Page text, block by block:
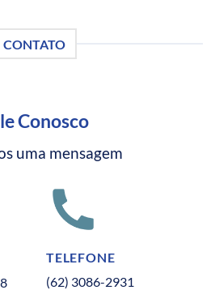
CONTATO
Conosco
uma mensagem
TELEFONE
(62) 3086-2931